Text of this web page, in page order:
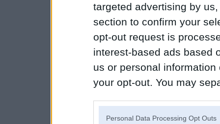
targeted advertising by
section to confirm your
opt-out request is
interest-based ads based
us or personal
your opt-out. You may
Personal Data Processing Opt Outs